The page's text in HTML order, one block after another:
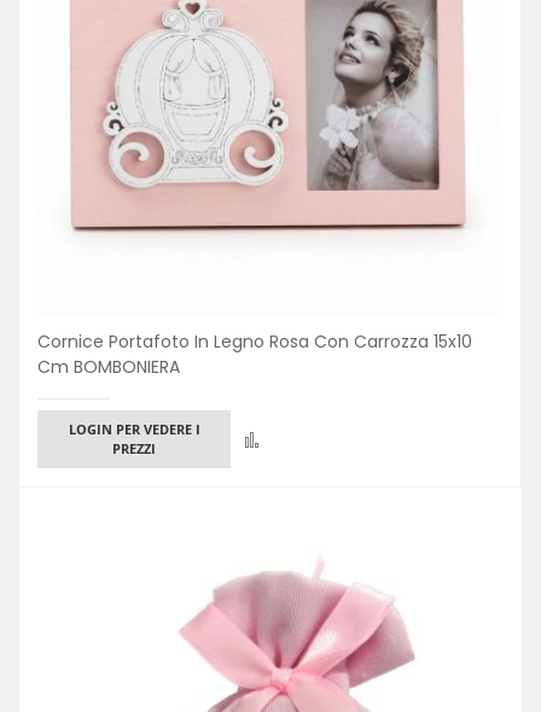
Cornice Portafoto In Legno Rosa Con Carrozza 15x10
Cm BOMBONIERA
LOGIN PER VEDERE I
PREZZI